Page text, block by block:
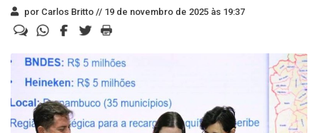
por Carlos Britto // 19 de novembro de 2025 às 19:37